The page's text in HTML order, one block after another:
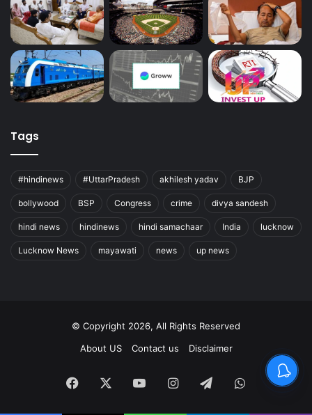
Tags
#hindinews #UttarPradesh akhilesh yadav BJP
bollywood BSP Congress crime divya sandesh
hindi news hindinews hindi samachaar India lucknow
Lucknow News mayawati news up news
© Copyright 2026, All Rights Reserved
About US
Contact us Disclaimer
Facebook YouTubeInstagramTelegramWhatsApp